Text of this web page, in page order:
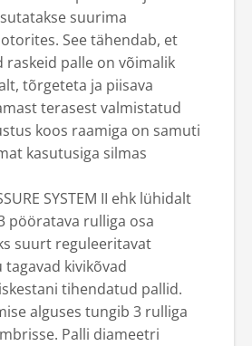
suurima
See tähendab, et
palle on võimalik
tõrgeteta ja piisava
terasest valmistatud
koos raamiga on samuti
kasutusiga silmas
SYSTEM II ehk lühidalt
pööratava rulliga osa
suurt reguleeritavat
kivikõvad
tihendatud pallid.
alguses tungib 3 rulliga
Palli diameetri